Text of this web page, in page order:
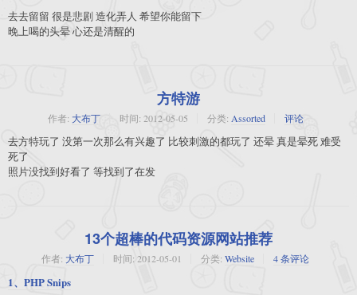
去去留留 很是悲剧 造化弄人 希望你能留下
晚上喝的头晕 心还是清醒的
方特游
作者: 大布丁 时间: 2012-05-05 分类: Assorted 评论
去方特玩了 没第一次那么有兴趣了 比较刺激的都玩了 还晕 真是晕死 难受
死了
照片没找到好看了 等找到了在发
13个超棒的代码资源网站推荐
作者: 大布丁 时间: 2012-05-01 分类: Website 4 条评论
1、PHP Snips